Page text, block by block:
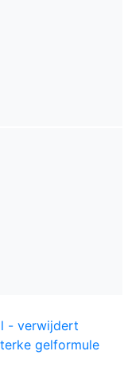
- verwijdert
gelformule